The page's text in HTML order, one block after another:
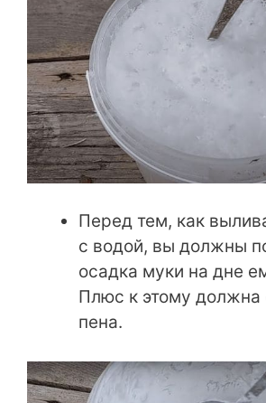
Перед тем, как
с водой, вы должны
осадка муки на дне
Плюс к этому должна
пена.